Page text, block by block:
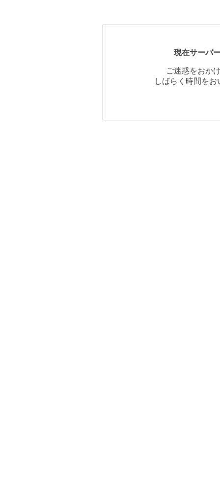
現在サーバ
ご迷惑をおか
しばらく時間を